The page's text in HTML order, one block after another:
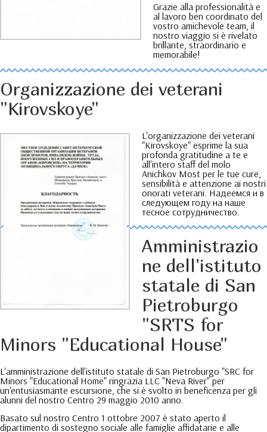
Grazie alla professionalità e
al lavoro ben coordinato del
vostro amichevole team, il
nostro viaggio si è rivelato
brillante, straordinario e
memorabile!
Organizzazione dei veterani
"Kirovskoye"
L'organizzazione dei veterani
"Kirovskoye" esprime la sua
profonda gratitudine a te e
all'intero staff del molo
Anichkov Most per le tue cure,
sensibilità e attenzione ai nostri
onorati veterani. Надеемся и в
следующем году на наше
тесное сотрудничество
Amministrazio
ne dell'istituto
statale di San
Pietroburgo
"SRTS for
Minors "Educational House"
L'amministrazione dell'istituto statale di San Pietroburgo "SRC for
Minors "Educational Home" ringrazia LLC "Neva River" per
un'entusiasmante escursione, che si è svolto in beneficenza per gli
alunni del nostro Centro 29 maggio 2010 anno.
Basato sul nostro Centro 1 ottobre 2007 è stato aperto il
dipartimento di sostegno sociale alle famiglie affidatarie e alle